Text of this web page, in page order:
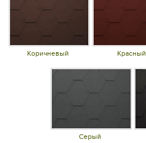
Коричневый Красный
Серый